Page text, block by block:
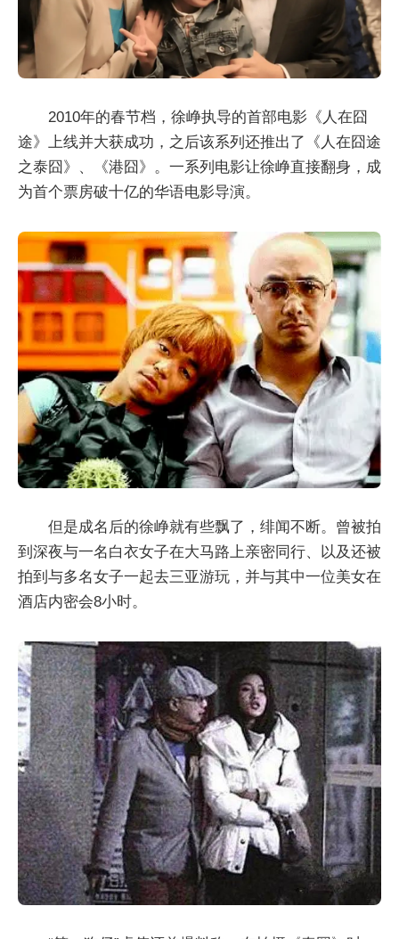
2010年的春节档，徐峥执导的首部电影《人在囧
途》上线并大获成功，之后该系列还推出了《人在囧途
之泰囧》、《港囧》。一系列电影让徐峥直接翻身，成
为首个票房破十亿的华语电影导演。
但是成名后的徐峥就有些飘了，绯闻不断。曾被拍
到深夜与一名白衣女子在大马路上亲密同行、以及还被
拍到与多名女子一起去三亚游玩，并与其中一位美女在
酒店内密会8小时。